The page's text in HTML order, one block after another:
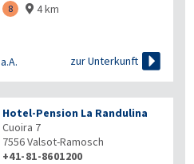
8  4 km
a.A. zur Unterkunft 
Hotel-Pension La Randulina
Cuoira 7
7556Valsot-Ramosch
+41-81-8601200